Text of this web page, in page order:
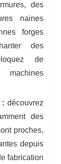
des
naines
forges
des
de
: découvrez
des
proches,
depuis
fabrication